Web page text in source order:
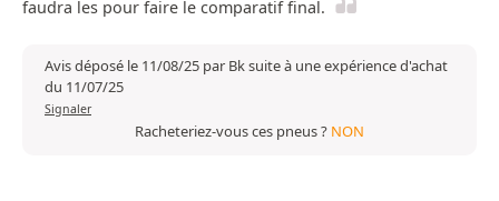
faudra les pour faire le comparatif final.
Avis déposé le 11/08/25 par Bk suite à une expérience d'achat
du 11/07/25
Signaler
Racheteriez-vous ces pneus ? NON